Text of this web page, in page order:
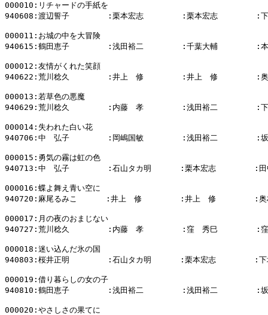
000010:リチャードの手紙を
940608:渡辺誓子        :栗本宏志        :栗本宏志        :下
000011:お城の中を大冒険
940615:鶴田恵子        :浅田裕二        :千葉大輔        :本
000012:友情がくれた笑顔
940622:荒川稔久        :井上　修        :井上　修        :奥
000013:若草色の悪魔
940629:荒川稔久        :内藤　孝        :浅田裕二        :下
000014:失われた白い花
940706:中　弘子        :岡嶋国敏        :浅田裕二        :坂
000015:勇気の霧は虹の色
940713:中　弘子        :石山タカ明      :栗本宏志        :田
000016:蝶よ舞え青い空に
940720:麻尾るみこ      :井上　修        :井上　修        :奥
000017:月の夜のおまじない
940727:荒川稔久        :内藤　孝        :窪　秀巳        :窪
000018:迷い込んだ氷の国
940803:桜井正明        :石山タカ明      :栗本宏志        :下
000019:借り暮らしの女の子
940810:鶴田恵子        :浅田裕二        :浅田裕二        :坂
000020:やさしさの果てに